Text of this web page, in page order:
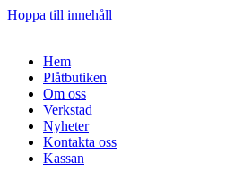
Hoppa till innehåll
Hem
Plåtbutiken
Om oss
Verkstad
Nyheter
Kontakta oss
Kassan